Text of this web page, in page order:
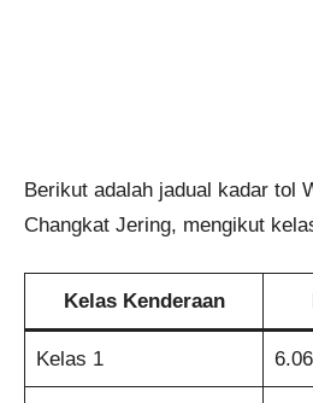
Berikut adalah jadual kadar tol
Changkat Jering, mengikut
Kelas Kenderaan
Kelas 1 6.06